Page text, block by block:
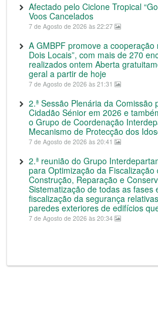
Afectado pelo Ciclone Tropical
Voos Cancelados
7 de Agosto de 2026 às 22:27
A GMBPF promove a cooperação
Dois Locais”, com mais de 270
realizados ontem Aberta
geral a partir de hoje
7 de Agosto de 2026 às 21:31
2.ª Sessão Plenária da Comissão
Cidadão Sénior em 2026 e
o Grupo de Coordenação
Mecanismo de Protecção dos
7 de Agosto de 2026 às 20:41
2.ª reunião do Grupo
para Optimização da Fiscalização
Construção, Reparação e
Sistematização de todas as fases
fiscalização da segurança
paredes exteriores de edifícios
7 de Agosto de 2026 às 20:34